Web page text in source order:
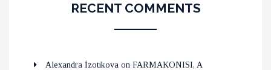
RECENT COMMENTS
Alexandra İzotikova on FARMAKONISI, A